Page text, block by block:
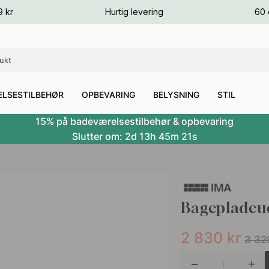
kr Hurtig levering 60
OPBEVARING BELYSNING STIL
15% på badeværelsestilbehør & opbevaring
Slutter om: 2d 13h 45m 20s
3
2 830 kr